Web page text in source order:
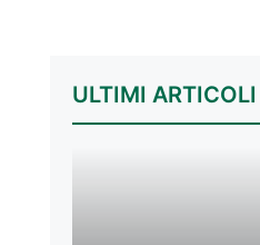
ULTIMI ARTICOLI